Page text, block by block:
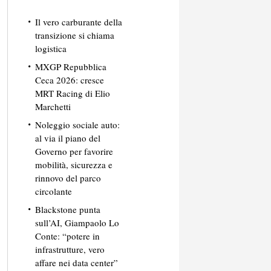
Il vero carburante della
transizione si chiama
logistica
MXGP Repubblica
Ceca 2026: cresce
MRT Racing di Elio
Marchetti
Noleggio sociale auto:
al via il piano del
Governo per favorire
mobilità, sicurezza e
rinnovo del parco
circolante
Blackstone punta
sull’AI, Giampaolo Lo
Conte: “potere in
infrastrutture, vero
affare nei data center”